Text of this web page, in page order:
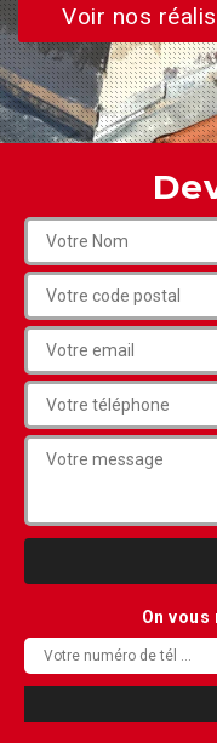
Voir nos
On